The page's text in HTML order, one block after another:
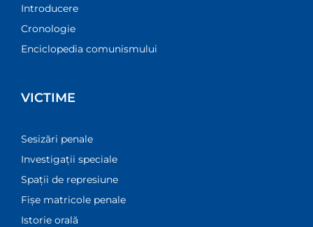
Introducere
Cronologie
Enciclopedia comunismului
VICTIME
Sesizări penale
Investigații speciale
Spații de represiune
Fișe matricole penale
Istorie orală